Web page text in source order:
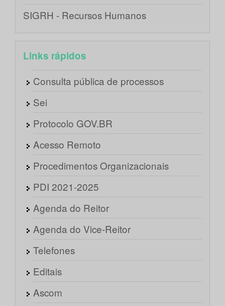
SIGRH - Recursos Humanos
Links rápidos
Consulta pública de processos
Sei
Protocolo GOV.BR
Acesso Remoto
Procedimentos Organizacionais
PDI 2021-2025
Agenda do Reitor
Agenda do Vice-Reitor
Telefones
Editais
Ascom